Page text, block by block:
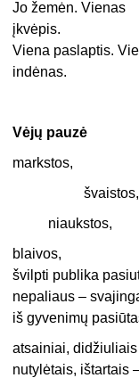
Jo žemėn. Vienas
įkvėpis.
Viena paslaptis.
indėnas.
Vėjų pauzė
markstos,
švaistos,
niaukstos,
blaivos,
švilpti publika
nepaliaus –
iš gyvenimų
atsainiai,
nutylėtais, ištartais